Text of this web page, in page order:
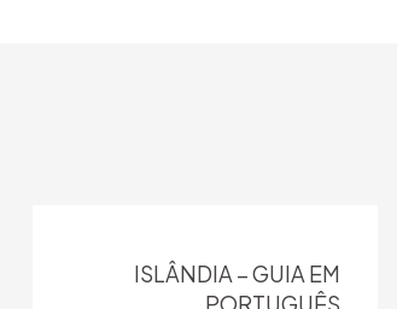
ISLÂNDIA – GUIA EM
PORTUGUÊS